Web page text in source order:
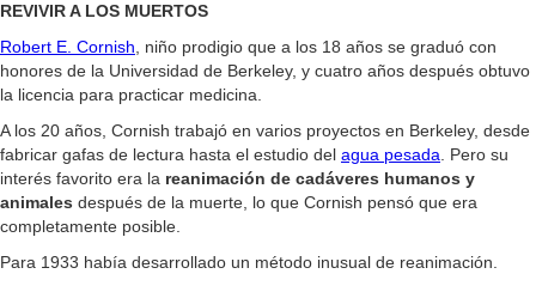
REVIVIR A LOS MUERTOS
Robert E. Cornish , niño prodigio que a los 18 años se graduó con
honores de la Universidad de Berkeley, y cuatro años después obtuvo
la licencia para practicar medicina.
A los 20 años, Cornish trabajó en varios proyectos en Berkeley, desde
fabricar gafas de lectura hasta el estudio del agua pesada . Pero su
interés favorito era la reanimación de cadáveres humanos y
animales después de la muerte, lo que Cornish pensó que era
completamente posible.
Para 1933 había desarrollado un método inusual de reanimación.